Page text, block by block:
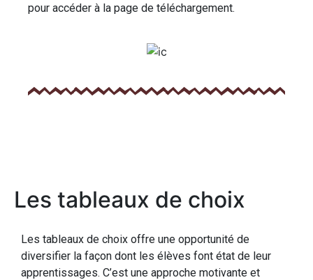
pour accéder à la page de téléchargement.
Les tableaux de choix
Les tableaux de choix offre une opportunité de
diversifier la façon dont les élèves font état de leur
apprentissages. C’est une approche motivante et